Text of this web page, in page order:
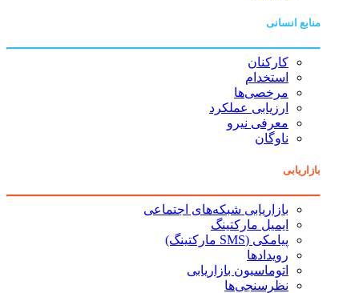
منابع انسانی
کارکنان
استخدام
مرخصی‌ها
ارزیابی عملکرد
معرفی نیرو
ناوگان
بازاریابی
بازاریابی شبکه‌های اجتماعی
ایمیل مارکتینگ
پیامکی (SMS مارکتینگ)
رویدادها
اتوماسیون بازاریابی
نظرسنجی‌ها